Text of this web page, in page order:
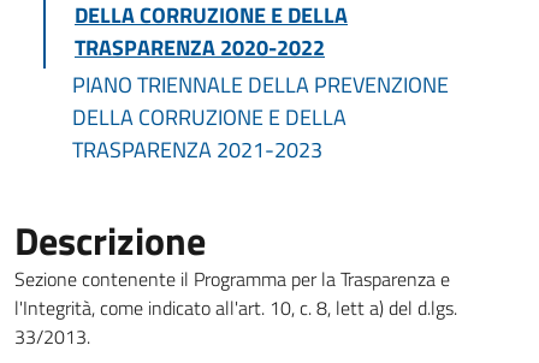
DELLA CORRUZIONE E DELLA
TRASPARENZA 2020-2022
PIANO TRIENNALE DELLA PREVENZIONE
DELLA CORRUZIONE E DELLA
TRASPARENZA 2021-2023
Descrizione
Sezione contenente il Programma per la Trasparenza e
l'Integrità, come indicato all'art. 10, c. 8, lett a) del d.lgs.
33/2013.